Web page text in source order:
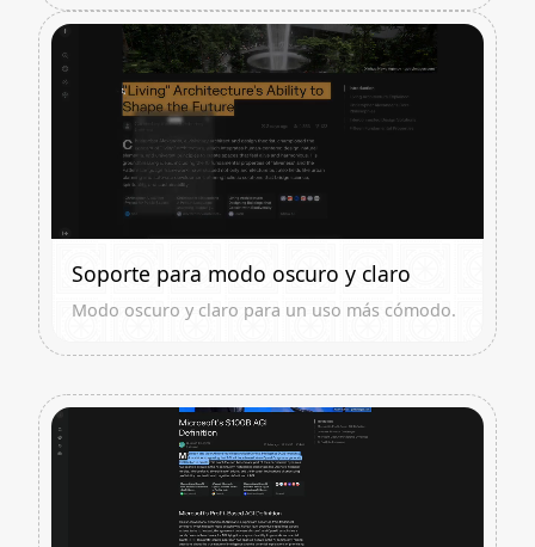
Soporte para modo oscuro y claro
Modo oscuro y claro para un uso más cómodo.